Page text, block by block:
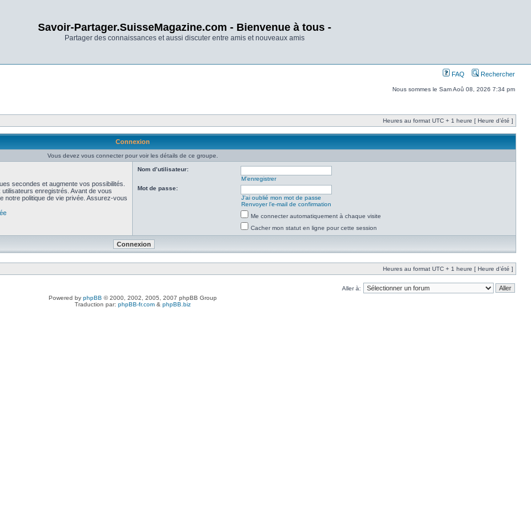
Savoir-Partager.SuisseMagazine.com - Bienvenue à tous -
Partager des connaissances et aussi discuter entre amis et nouveaux amis
FAQ Rechercher
Nous sommes le Sam Aoû 08, 2026 7:34 pm
Heures au format UTC + 1 heure [ Heure d’été ]
Connexion
Vous devez vous connecter pour voir les détails de ce groupe.
secondes et augmente vos possibilités.
enregistrés. Avant de vous
notre politique de vie privée. Assurez-vous
Nom d’utilisateur:
M’enregistrer
Mot de passe:
J’ai oublié mon mot de passe
Renvoyer l’e-mail de confirmation
Me connecter automatiquement à chaque visite
Cacher mon statut en ligne pour cette session
Heures au format UTC + 1 heure [ Heure d’été ]
Aller à:
Powered by phpBB © 2000, 2002, 2005, 2007 phpBB Group
Traduction par: phpBB-fr.com & phpBB.biz